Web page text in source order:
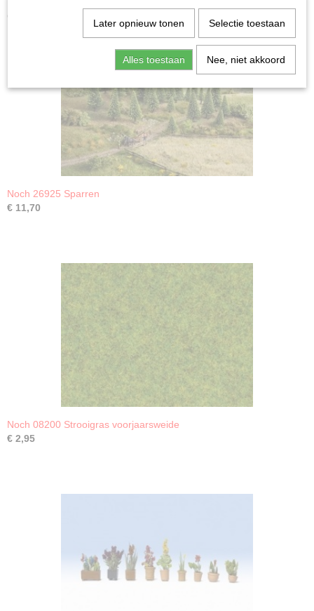
Ook interessant
Noch 26925 Sparren
€ 11,70
Noch 08200 Strooigras voorjaarsweide
€ 2,95
Later opnieuw tonen Selectie toestaan
Alles toestaan Nee, niet akkoord